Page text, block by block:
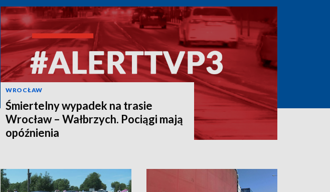
WROCŁAW
Śmiertelny wypadek na trasie
Wrocław – Wałbrzych. Pociągi mają
opóźnienia